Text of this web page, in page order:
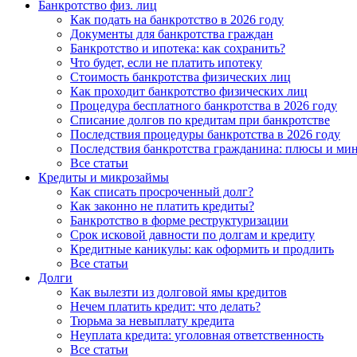
Банкротство физ. лиц
Как подать на банкротство в 2026 году
Документы для банкротства граждан
Банкротство и ипотека: как сохранить?
Что будет, если не платить ипотеку
Стоимость банкротства физических лиц
Как проходит банкротство физических лиц
Процедура бесплатного банкротства в 2026 году
Списание долгов по кредитам при банкротстве
Последствия процедуры банкротства в 2026 году
Последствия банкротства гражданина: плюсы и
Все статьи
Кредиты и микрозаймы
Как списать просроченный долг?
Как законно не платить кредиты?
Банкротство в форме реструктуризации
Срок исковой давности по долгам и кредиту
Кредитные каникулы: как оформить и продлить
Все статьи
Долги
Как вылезти из долговой ямы кредитов
Нечем платить кредит: что делать?
Тюрьма за невыплату кредита
Неуплата кредита: уголовная ответственность
Все статьи